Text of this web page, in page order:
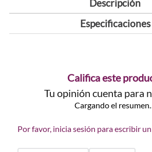
Descripción
Especificaciones
Califica este
Tu opinión cuenta para
Cargando el resumen…
Por favor, inicia sesión para escribir